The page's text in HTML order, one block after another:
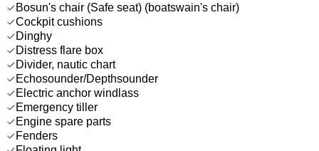
Bosun's chair (Safe seat) (boatswain's chair)
Cockpit cushions
Dinghy
Distress flare box
Divider, nautic chart
Echosounder/Depthsounder
Electric anchor windlass
Emergency tiller
Engine spare parts
Fenders